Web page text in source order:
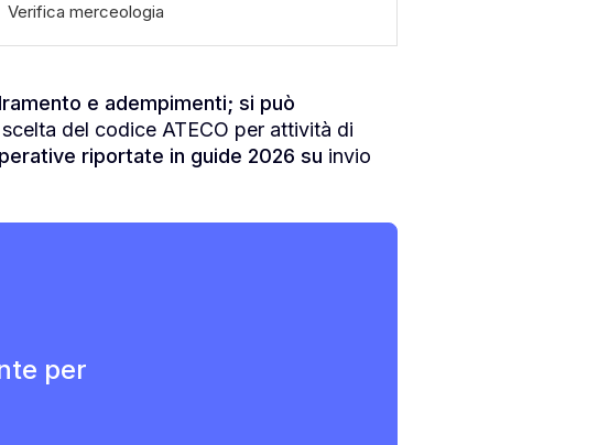
Verifica merceologia
e adempimenti; si può
scelta del codice ATECO per attività di
riportate in guide 2026 su invio
per